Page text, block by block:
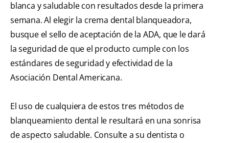
blanca y saludable con resultados desde la primera
semana. Al elegir la crema dental blanqueadora,
busque el sello de aceptación de la ADA, que le dará
la seguridad de que el producto cumple con los
estándares de seguridad y efectividad de la
Asociación Dental Americana.
El uso de cualquiera de estos tres métodos de
blanqueamiento dental le resultará en una sonrisa
de aspecto saludable. Consulte a su dentista o